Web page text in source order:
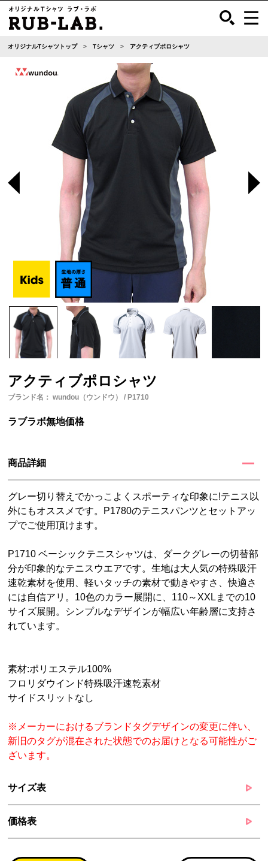
オリジナルTシャツトップ Tシャツ アクティブポロシャツ
アクティブポロシャツ
ブランド名： wundou（ウンドウ） / P1710
ラブラボ無地価格
商品詳細
グレー切り替えでかっこよくスポーティな印象に!テニス以
外にもオススメです。P1780のテニスパンツとセットアッ
プでご使用頂けます。
P1710 ベーシックテニスシャツは、ダークグレーの切替部
分が印象的なテニスウエアです。生地は大人気の特殊吸汗
速乾素材を使用、軽いタッチの素材で動きやすさ、快適さ
には自信アリ。10色のカラー展開に、110～XXLまでの10
サイズ展開。シンプルなデザインが幅広い年齢層に支持さ
れています。
素材:ポリエステル100%
フロリダウインド特殊吸汗速乾素材
サイドスリットなし
※メーカーにおけるブランドタグデザインの変更に伴い、
新旧のタグが混在された状態でのお届けとなる可能性がご
ざいます。
サイズ表
価格表